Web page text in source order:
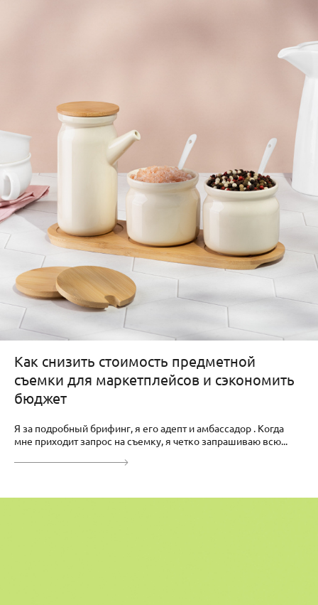
Как снизить стоимость предметной
съемки для маркетплейсов и сэкономить
бюджет
Я за подробный брифинг, я его адепт и амбассадор . Когда
мне приходит запрос на съемку, я четко запрашиваю всю...